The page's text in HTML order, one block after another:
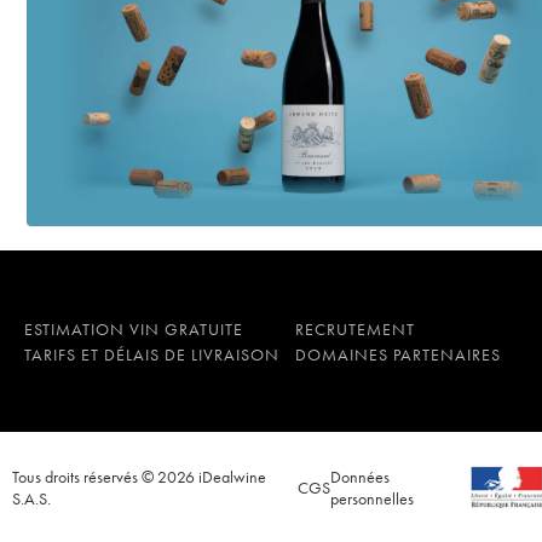
Emmanuel Parcé 2018
Collioure La
Emmanuel Parcé
Collioure La
Emmanuel Parcé
Emmanuel Parcé
Collioure La
Emmanuel Parcé
Collioure La
Emmanuel Parcé
Collioure La Rectorie
Emmanuel Parcé
Emmanuel Parcé
Collioure La
ESTIMATION VIN GRATUITE RECRUTEMENT
TARIFS ET DÉLAIS DE LIVRAISON
DOMAINES PARTENAIRES
Tous droits réservés © 2026 iDealwine
S.A.S.
CGSDonnées
personnelles